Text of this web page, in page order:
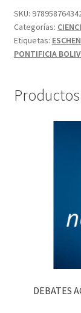
SKU:
Categorías:
Etiquetas:
PONTIFICIA
DEBATES